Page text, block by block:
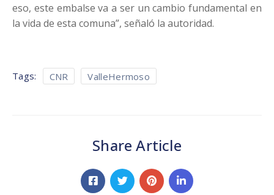
eso, este embalse va a ser un cambio fundamental en
la vida de esta comuna”, señaló la autoridad.
Tags: CNR ValleHermoso
Share Article